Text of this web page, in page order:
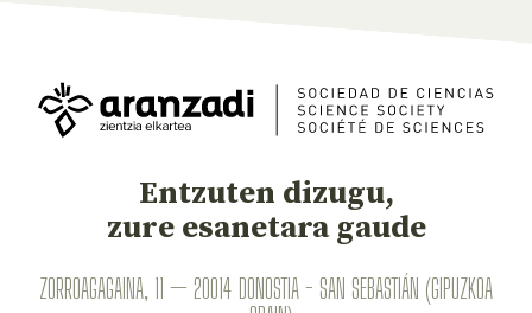
Entzuten dizugu,
zure esanetara gaude
ZORROAGAGAINA, 11 — 20014 DONOSTIA - SAN SEBASTIÁN (GIPUZKOA